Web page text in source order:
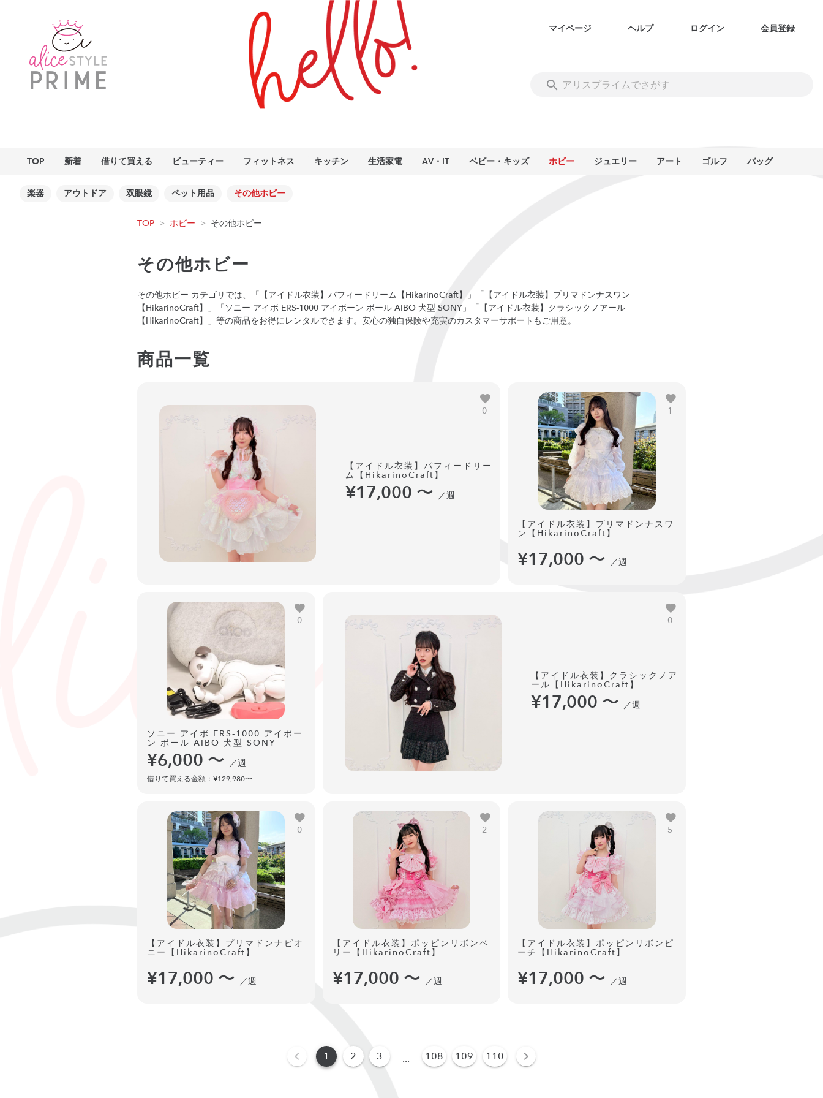
マイページ ヘルプ ログイン 会員登録
TOP 新着 借りて買える ビューティー フィットネス キッチン 生活家電 AV・IT ベビー・キッズ ホビー ジュエリー アート ゴルフ バッグ
楽器 アウトドア 双眼鏡 ペット用品 その他ホビー
TOP > ホビー > その他ホビー
その他ホビー
その他ホビー カテゴリでは、「【アイドル衣装】パフィードリーム【HikarinoCraft】」「【アイドル衣装】プリマドンナスワン
【HikarinoCraft】」「ソニー アイボ ERS-1000 アイボーン ボール AIBO 犬型 SONY」「【アイドル衣装】クラシックノアール
【HikarinoCraft】」等の商品をお得にレンタルできます。安心の独自保険や充実のカスタマーサポートもご用意。
商品一覧
【アイドル衣装】パフィードリー
ム【HikarinoCraft】
¥17,000 〜 ／週
0
【アイドル衣装】プリマドンナスワ
ン【HikarinoCraft】
¥17,000 〜 ／週
1
ソニー アイボ ERS-1000 アイボー
ン ボール AIBO 犬型 SONY
¥6,000 〜 ／週
借りて買える金額：¥129,980〜
0
【アイドル衣装】クラシックノア
ール【HikarinoCraft】
¥17,000 〜 ／週
0
【アイドル衣装】プリマドンナピオ
ニー【HikarinoCraft】
¥17,000 〜 ／週
0
【アイドル衣装】ポッピンリボンベ
リー【HikarinoCraft】
¥17,000 〜 ／週
2
【アイドル衣装】ポッピンリボンピ
ーチ【HikarinoCraft】
¥17,000 〜 ／週
5
1 2 3 ... 108 109 110